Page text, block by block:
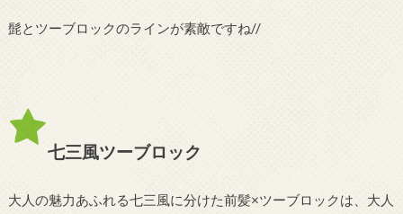
髭とツーブロックのラインが素敵ですね//
七三風ツーブロック
大人の魅力あふれる七三風に分けた前髪×ツーブロックは、大人